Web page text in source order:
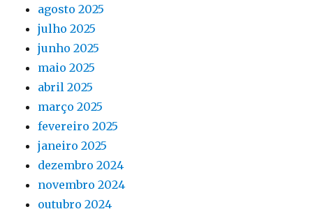
agosto 2025
julho 2025
junho 2025
maio 2025
abril 2025
março 2025
fevereiro 2025
janeiro 2025
dezembro 2024
novembro 2024
outubro 2024